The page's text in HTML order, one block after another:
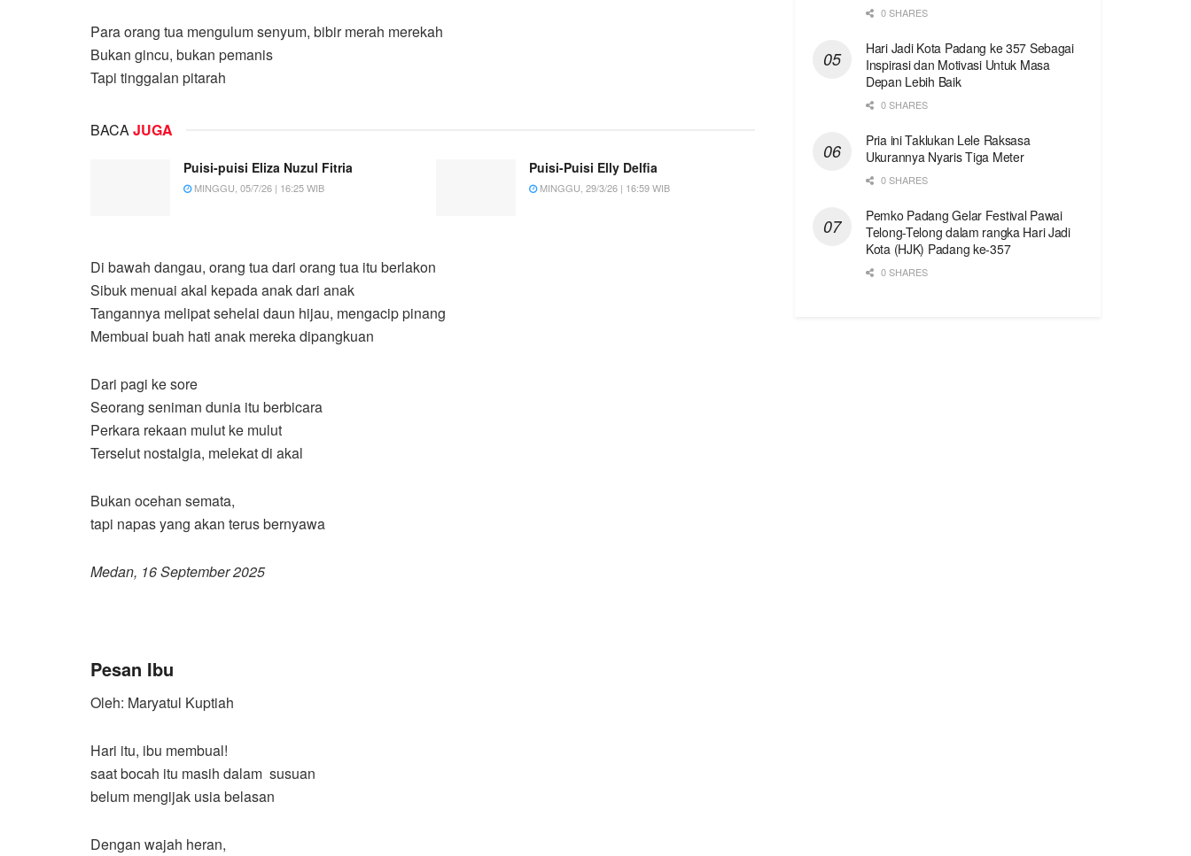
Para orang tua mengulum senyum, bibir merah merekah
Bukan gincu, bukan pemanis
Tapi tinggalan pitarah
BACAJUGA
Puisi-puisi Eliza Nuzul Fitria
MINGGU, 05/7/26 | 16:25 WIB
Puisi-Puisi Elly Delfia
MINGGU, 29/3/26 | 16:59 WIB
Di bawah dangau, orang tua dari orang tua itu berlakon
Sibuk menuai akal kepada anak dari anak
Tangannya melipat sehelai daun hijau, mengacip pinang
Membuai buah hati anak mereka dipangkuan
Dari pagi ke sore
Seorang seniman dunia itu berbicara
Perkara rekaan mulut ke mulut
Terselut nostalgia, melekat di akal
Bukan ocehan semata,
tapi napas yang akan terus bernyawa
Medan, 16 September 2025
Pesan Ibu
Oleh: Maryatul Kuptiah
Hari itu, ibu membual!
saat bocah itu masih dalam susuan
belum mengijak usia belasan
Dengan wajah heran,
0 SHARES
Hari Jadi Kota Padang ke 357 Sebagai
Inspirasi dan Motivasi Untuk Masa
Depan Lebih Baik
0 SHARES
Pria ini Taklukan Lele Raksasa
Ukurannya Nyaris Tiga Meter
0 SHARES
Pemko Padang Gelar Festival Pawai
Telong-Telong dalam rangka Hari Jadi
Kota (HJK) Padang ke-357
0 SHARES